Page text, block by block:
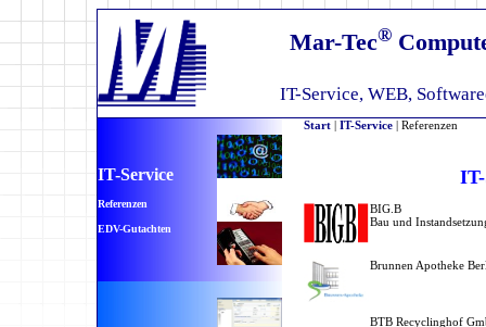
Mar-Tec®
IT-Service, WEB,
IT-Service
Referenzen
EDV-Gutachten
Start | IT-Service | Referenzen
BIG.B
Bau und
Brunnen Apotheke
BTB Recyclinghof